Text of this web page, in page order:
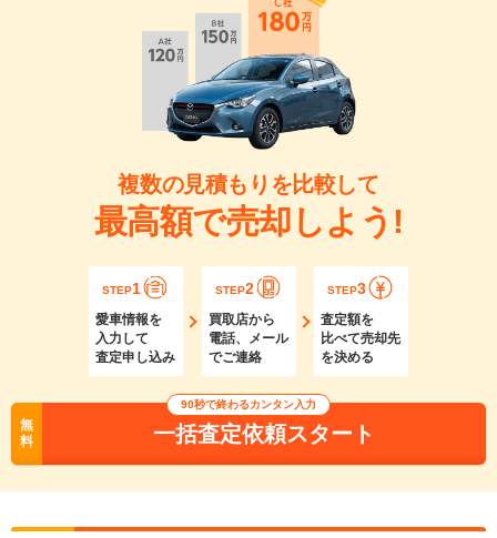
複数の見積もりを比較して
最高額で売却しよう!
STEP1
愛車情報を
入力して
査定申し込み
STEP2
買取店から
電話、メール
でご連絡
STEP3
査定額を
比べて売却先
を決める
無
料
90秒で終わるカンタン入力
一括査定依頼スタート